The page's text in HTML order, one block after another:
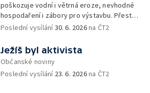
poškozuje vodní i větrná eroze, nevhodné
hospodaření i zábory pro výstavbu. Přesto
česká vláda připravuje změny, které by část
Poslední vysílání30. 6. 2026na ČT2
Ježíš byl aktivista
Občanské noviny
Poslední vysílání 23. 6. 2026na ČT2